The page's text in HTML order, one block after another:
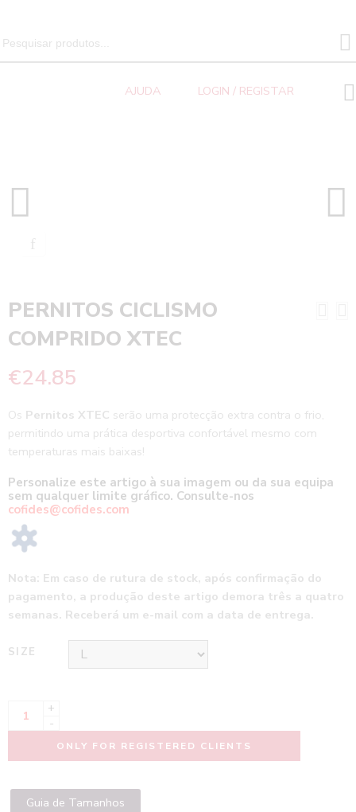
Search
for:
AJUDA LOGIN / REGISTAR
PERNITOS CICLISMO
COMPRIDO XTEC
€24.85
Os Pernitos XTEC serão uma protecção extra contra o frio,
permitindo uma prática desportiva confortável mesmo com
temperaturas mais baixas!
Personalize este artigo à sua imagem ou da sua equipa
sem qualquer limite gráfico. Consulte-nos
cofides@cofides.com
Nota: Em caso de rutura de stock, após confirmação do
pagamento, a produção deste artigo demora três a quatro
semanas. Receberá um e-mail com a data de entrega.
SIZE
+
-
ONLY FOR REGISTERED CLIENTS
Guia de Tamanhos